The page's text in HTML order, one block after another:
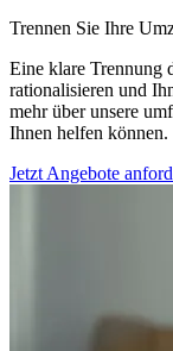
Trennen Sie Ihre
Eine klare Trennung
rationalisieren und
mehr über unsere
Ihnen helfen können.
Jetzt Angebote